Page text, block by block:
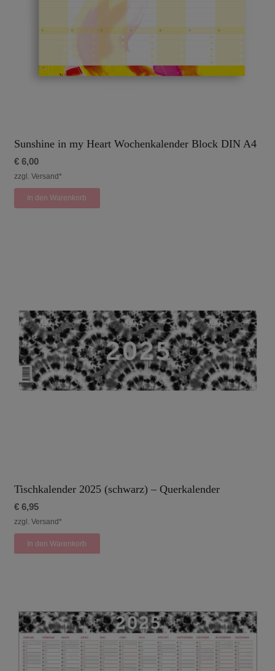
Sunshine in my Heart Wochenkalender Block DIN A4
€6,00
zzgl. Versand*
In den Warenkorb
Tischkalender 2025 (schwarz) – Querkalender
€6,95
zzgl. Versand*
In den Warenkorb